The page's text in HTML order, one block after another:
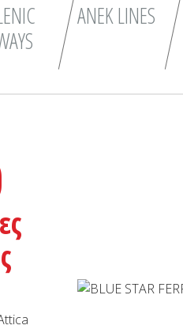
ANEK LINES